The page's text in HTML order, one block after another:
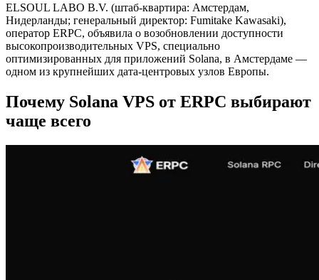
ELSOUL LABO B.V. (штаб-квартира: Амстердам,
Нидерланды; генеральный директор: Fumitake Kawasaki),
оператор ERPC, объявила о возобновлении доступности
высокопроизводительных VPS, специально
оптимизированных для приложений Solana, в Амстердаме —
одном из крупнейших дата-центровых узлов Европы.
Почему Solana VPS от ERPC выбирают
чаще всего